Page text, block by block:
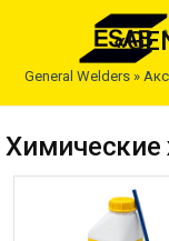
General Welders »
Химические